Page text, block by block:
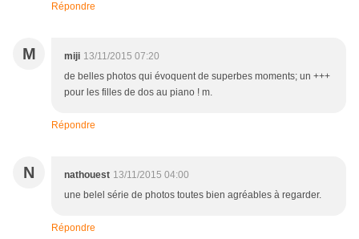
Répondre
M miji 13/11/2015 07:20
de belles photos qui évoquent de superbes moments; un +++
pour les filles de dos au piano ! m.
Répondre
N nathouest 13/11/2015 04:00
une belel série de photos toutes bien agréables à regarder.
Répondre